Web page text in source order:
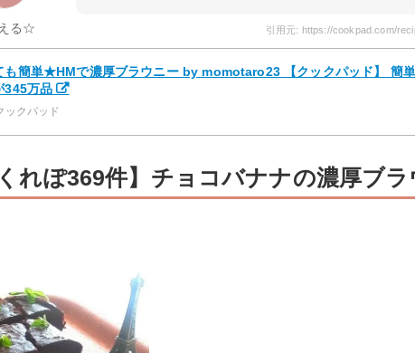
る☆ 引用元: https://cookpad.com/
も簡単★HMで濃厚ブラウニー by momotaro23 【クックパッド】 簡
345万品
ックパッド
くれぽ369件】チョコバナナの濃厚ブ